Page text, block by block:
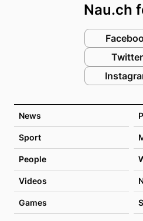
News
Sport
People
Videos
Games
Nau.ch
Twitter